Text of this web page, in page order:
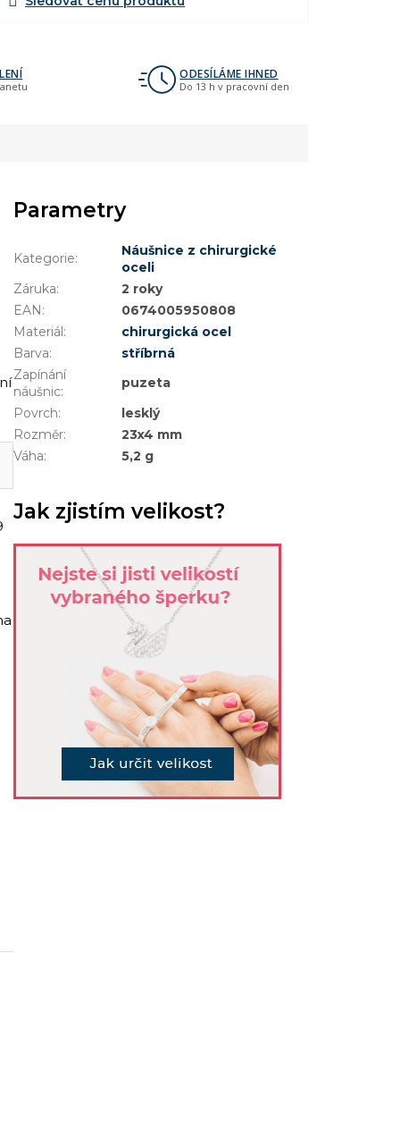
ODESÍLÁME IHNED
Do 13 h v pracovní den
Parametry
Kategorie:
Náušnice z chirurgické
oceli
Záruka:
2 roky
EAN:
0674005950808
Materiál:
chirurgická ocel
Barva:
stříbrná
Zapínání
náušnic:
puzeta
Povrch:
lesklý
Rozměr:
23x4 mm
Váha: 5,2 g
Jak zjistím velikost?